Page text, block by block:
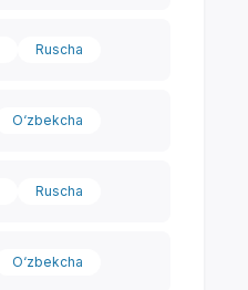
Ruscha
O‘zbekcha
Ruscha
O‘zbekcha